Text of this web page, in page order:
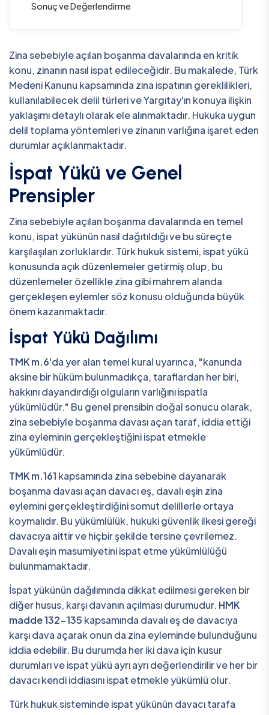
Sonuç ve Değerlendirme
Zina sebebiyle açılan boşanma davalarında en kritik
konu, zinanın nasıl ispat edileceğidir. Bu makalede, Türk
Medeni Kanunu kapsamında zina ispatının gereklilikleri,
kullanılabilecek delil türleri ve Yargıtay'ın konuya ilişkin
yaklaşımı detaylı olarak ele alınmaktadır. Hukuka uygun
delil toplama yöntemleri ve zinanın varlığına işaret eden
durumlar açıklanmaktadır.
İspat Yükü ve Genel
Prensipler
Zina sebebiyle açılan boşanma davalarında en temel
konu, ispat yükünün nasıl dağıtıldığı ve bu süreçte
karşılaşılan zorluklardır. Türk hukuk sistemi, ispat yükü
konusunda açık düzenlemeler getirmiş olup, bu
düzenlemeler özellikle zina gibi mahrem alanda
gerçekleşen eylemler söz konusu olduğunda büyük
önem kazanmaktadır.
İspat Yükü Dağılımı
TMK m.6'da yer alan temel kural uyarınca, "kanunda
aksine bir hüküm bulunmadıkça, taraflardan her biri,
hakkını dayandırdığı olguların varlığını ispatla
yükümlüdür." Bu genel prensibin doğal sonucu olarak,
zina sebebiyle boşanma davası açan taraf, iddia ettiği
zina eyleminin gerçekleştiğini ispat etmekle
yükümlüdür.
TMK m.161 kapsamında zina sebebine dayanarak
boşanma davası açan davacı eş, davalı eşin zina
eylemini gerçekleştirdiğini somut delillerle ortaya
koymalıdır. Bu yükümlülük, hukuki güvenlik ilkesi gereği
davacıya aittir ve hiçbir şekilde tersine çevrilemez.
Davalı eşin masumiyetini ispat etme yükümlülüğü
bulunmamaktadır.
İspat yükünün dağılımında dikkat edilmesi gereken bir
diğer husus, karşı davanın açılması durumudur. HMK
madde 132-135 kapsamında davalı eş de davacıya
karşı dava açarak onun da zina eyleminde bulunduğunu
iddia edebilir. Bu durumda her iki dava için kusur
durumları ve ispat yükü ayrı ayrı değerlendirilir ve her bir
davacı kendi iddiasını ispat etmekle yükümlü olur.
Türk hukuk sisteminde ispat yükünün davacı tarafa